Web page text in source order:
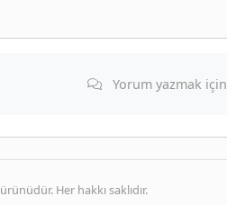
Yorum yazmak
ürünüdür. Her hakkı saklıdır.